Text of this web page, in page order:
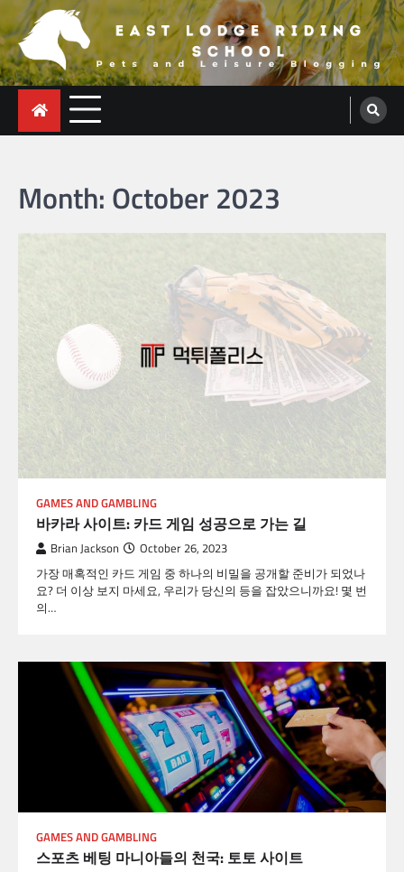
Skip
to
content
East Lodge Riding School
Pets and Leisure Blogging
Month: October 2023
GAMES AND GAMBLING
바카라 사이트: 카드 게임 성공으로 가는 길
Brian Jackson October 26, 2023
가장 매혹적인 카드 게임 중 하나의 비밀을 공개할 준비가 되었나
요? 더 이상 보지 마세요, 우리가 당신의 등을 잡았으니까요! 몇 번
의…
GAMES AND GAMBLING
스포츠 베팅 마니아들의 천국: 토토 사이트